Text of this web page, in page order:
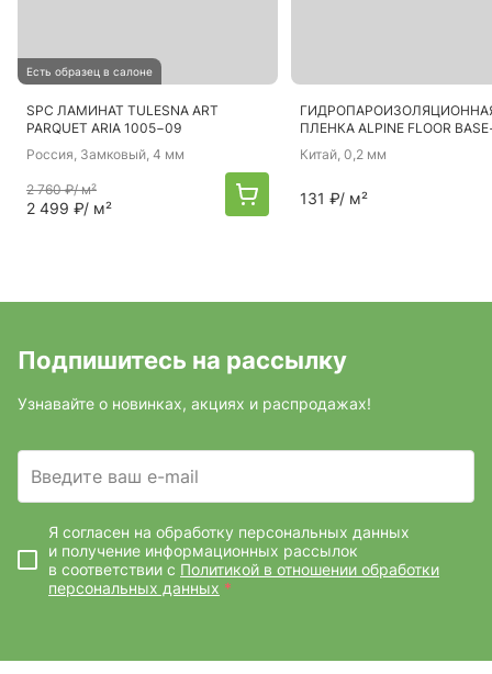
Есть образец в салоне
SPC ЛАМИНАТ TULESNA ART
PARQUET ARIA 1005−09
Россия , Замковый, 4 мм
2 760 ₽/ м²
2 499 ₽/ м²
ПЛЕНКА ALPINE FLOOR
Китай , 0,2 мм
131 ₽/ м²
Подпишитесь на рассылку
Узнавайте о новинках, акциях и распродажах!
Введите ваш e-mail
Я согласен на обработку персональных данных
и получение информационных рассылок
в соответствии с Политикой в отношении обработки
персональных данных *